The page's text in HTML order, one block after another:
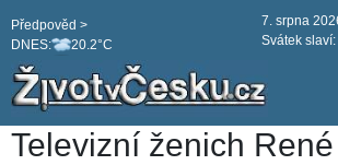
DNES: 20.2°C
Předpověd >
7. srpna
Svátek slaví:
Televizní ženich